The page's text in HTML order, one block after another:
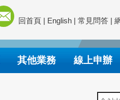
回首頁 | English | 常見問答 |
其他業務 線上申辦
全